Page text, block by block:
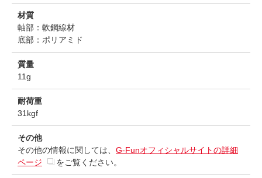
材質
軸部：軟鋼線材
底部：ポリアミド
質量
11g
耐荷重
31kgf
その他
その他の情報に関しては、 G-Funオフィシャルサイトの詳細
ページ
をご覧ください。